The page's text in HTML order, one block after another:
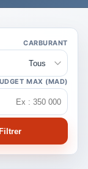
CARBURANT
MAX (MAD)